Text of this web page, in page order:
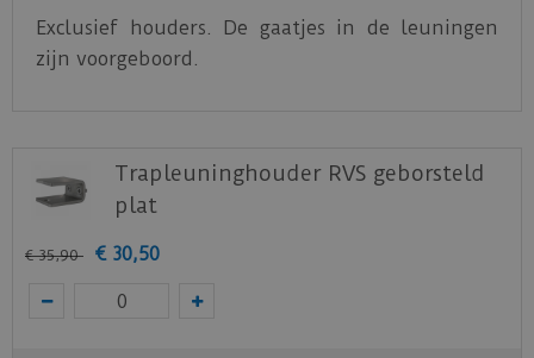
Exclusief houders. De gaatjes in de leuningen
zijn voorgeboord.
Trapleuninghouder RVS geborsteld
plat
€ 35,90 € 30,50